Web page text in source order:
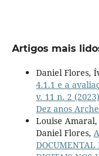
Artigos mais
Daniel Flores,
4.1.1 e a
v. 11 n. 2
Dez anos
Louise Amaral,
Daniel Flores,
DOCUMENTAL